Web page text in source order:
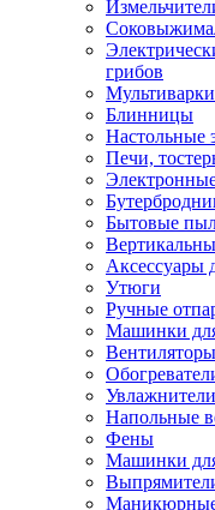
грибов
Блинницы
Настольные
Печи,
Бытовые
Аксессуары
Утюги
Ручные
Машинки
Вентиляторы
Напольные
Фены
Машинки